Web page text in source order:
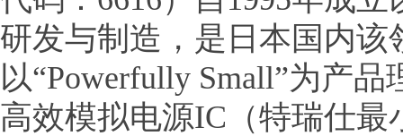
研发与制造，是日本国内
以“Powerfully Small”为产
高效模拟电源IC（特瑞仕最